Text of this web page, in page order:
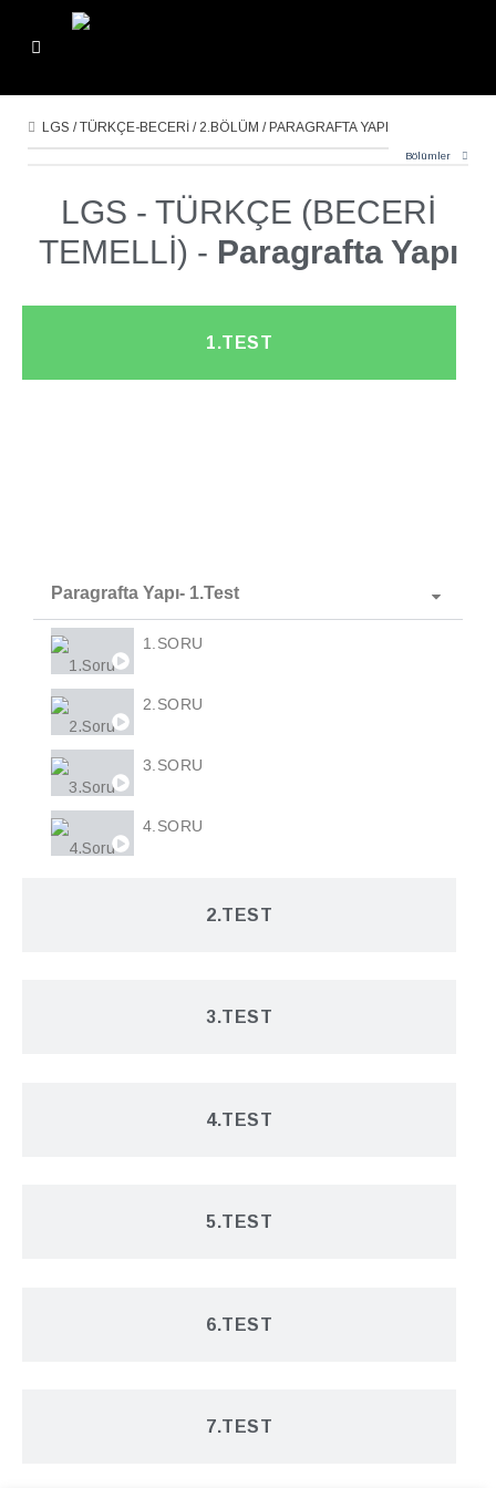
LGS / TÜRKÇE-BECERİ / 2.BÖLÜM / PARAGRAFTA YAPI
Bölümler
LGS - TÜRKÇE (BECERİ
TEMELLİ) - Paragrafta Yapı
1.TEST
2.TEST
3.TEST
4.TEST
5.TEST
6.TEST
7.TEST
Paragrafta Yapı- 1.Test
1.SORU
2.SORU
3.SORU
4.SORU